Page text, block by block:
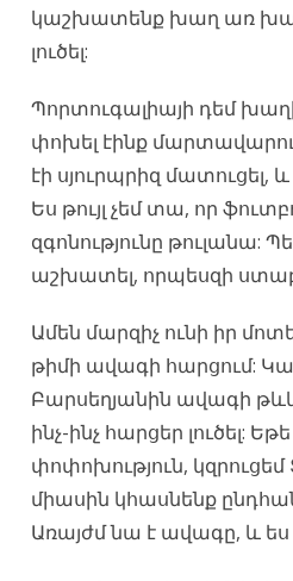
կաշխատենք խաղ առ
լուծել:
Պորտուգալիայի դեմ
փոխել էինք
էի սյուրպրիզ մատուցել,
Ես թույլ չեմ տա, որ
զգոնությունը թուլանա:
աշխատել, որպեսզի
Ամեն մարզիչ ունի իր
թիմի ավագի հարցում:
Բարսեղյանին ավագի
ինչ-ինչ հարցեր լուծել:
փոփոխություն,
միասին կհասնենք
Առայժմ նա է ավագը, և